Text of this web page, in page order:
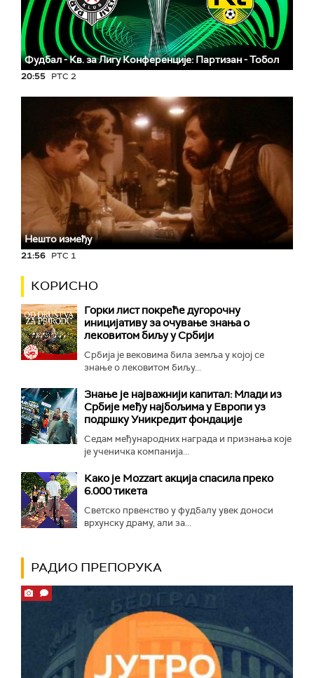
Фудбал - Кв. за Лигу Конференције: Партизан - Тобол
20:55 РТС 2
Нешто између
21:56 РТС 1
КОРИСНО
Горки лист покреће дугорочну
иницијативу за очување знања о
лековитом биљу у Србији
Србија је вековима била земља у којој се
знање о лековитом биљу...
Знање је најважнији капитал: Млади из
Србије међу најбољима у Европи уз
подршку Уникредит фондације
Седам међународних награда и признања које
је ученичка компанија...
Како је Mozzart акција спасила преко
6.000 тикета
Светско првенство у фудбалу увек доноси
врхунску драму, али за...
РАДИО ПРЕПОРУКА